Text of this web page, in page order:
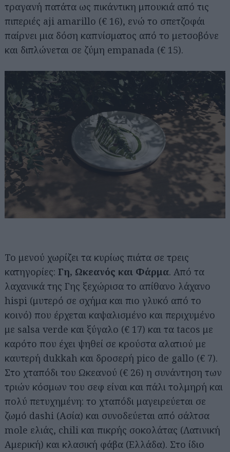
τραγανή πατάτα ως πικάντικη μπουκιά από τις
πιπεριές aji amarillo (€ 16), ενώ το σπετζοφάι
παίρνει μια δόση καπνίσματος από το μετσοβόνε
και διπλώνεται σε ζύμη empanada (€ 15).
Το μενού χωρίζει τα κυρίως πιάτα σε τρεις
κατηγορίες: Γη, Ωκεανός και Φάρμα. Από τα
λαχανικά της Γης ξεχώρισα το απίθανο λάχανο
hispi (μυτερό σε σχήμα και πιο γλυκό από το
κοινό) που έρχεται καψαλισμένο και περιχυμένο
με salsa verde και ξύγαλο (€ 17) και τα tacos με
καρότο που έχει ψηθεί σε κρούστα αλατιού με
καυτερή dukkah και δροσερή pico de gallo (€ 7).
Στο χταπόδι του Ωκεανού (€ 26) η συνάντηση των
τριών κόσμων του σεφ είναι και πάλι τολμηρή και
πολύ πετυχημένη: το χταπόδι μαγειρεύεται σε
ζωμό dashi (Ασία) και συνοδεύεται από σάλτσα
mole ελιάς, chili και πικρής σοκολάτας (Λατινική
Αμερική) και κλασική φάβα (Ελλάδα). Στο ίδιο